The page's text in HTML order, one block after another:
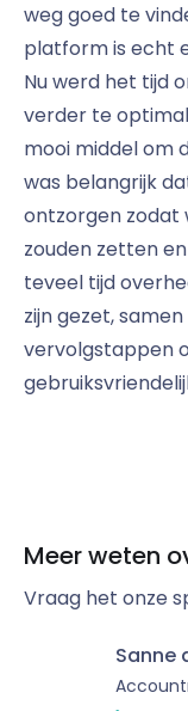
weg goed te
platform is echt
Nu werd het tijd
verder te
mooi middel om
was belangrijk
ontzorgen zodat
zouden zetten
teveel tijd
zijn gezet,
vervolgstappen
Meer weten
Vraag het onze
Sanne